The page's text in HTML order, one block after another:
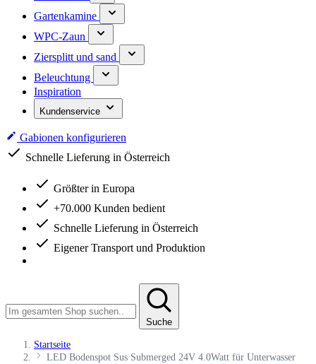
Gartenkamine
WPC-Zaun
Ziersplitt und sand
Beleuchtung
Inspiration
Kundenservice
Gabionen konfigurieren
Schnelle Lieferung in Österreich
Größter in Europa
+70.000 Kunden bedient
Schnelle Lieferung in Österreich
Eigener Transport und Produktion
Suche
Startseite
LED Bodenspot Sus Submerged 24V 4.0Watt für Unterwasser